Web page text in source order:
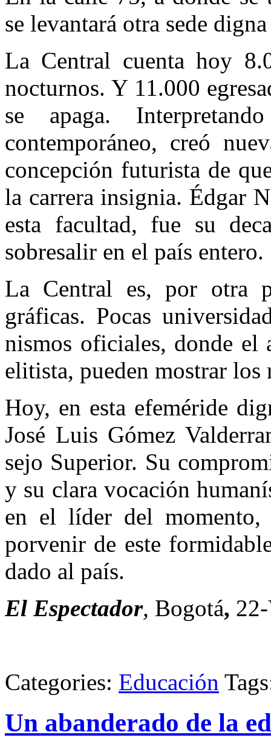
se levantará otra sede
La Central cuenta hoy
nocturnos. Y 11.000
se apaga.
contemporáneo, creó
concepción futurista de
la carrera insignia. Édgar
esta facultad, fue su
sobresalir en el país entero.
La Central es, por otra
gráficas. Pocas
nismos oficiales, donde el
elitista, pueden mostrar los
Hoy, en esta efeméride
José Luis Gómez
sejo Superior. Su
y su clara vocación
en el líder del momento,
porvenir de este
dado al país.
El Espectador, Bogotá,
Categories: Educación
Un abanderado de la